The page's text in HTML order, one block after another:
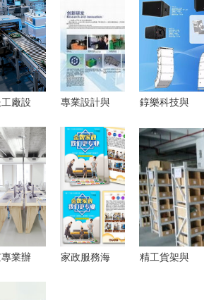
廠設
的專
服務
專業設計與
品牌價值鏈
的視覺重塑
錞樂科技與
2019prolight
sound 5.2
館 h48 恭
候蒞臨
業辦
家政服務海
精工貨架與